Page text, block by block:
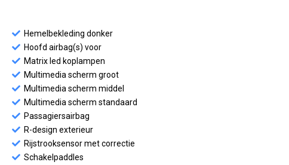
Hemelbekleding donker
Hoofd airbag(s) voor
Matrix led koplampen
Multimedia scherm groot
Multimedia scherm middel
Multimedia scherm standaard
Passagiersairbag
R-design exterieur
Rijstrooksensor met correctie
Schakelpaddles